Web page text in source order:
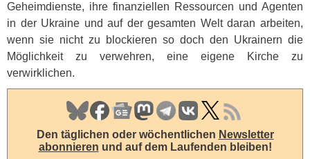
Geheimdienste, ihre finanziellen Ressourcen und Agenten
in der Ukraine und auf der gesamten Welt daran arbeiten,
wenn sie nicht zu blockieren so doch den Ukrainern die
Möglichkeit zu verwehren, eine eigene Kirche zu
verwirklichen.
Den täglichen oder wöchentlichen Newsletter
abonnieren und auf dem Laufenden bleiben!